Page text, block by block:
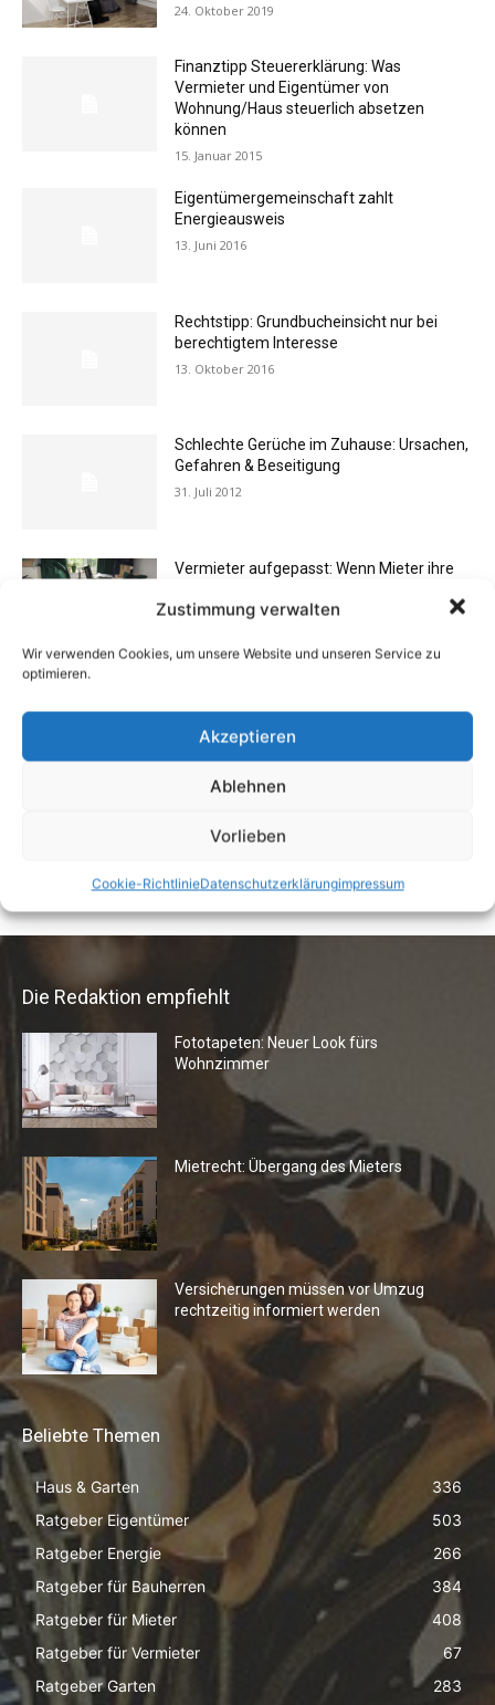
Zustimmung verwalten
Wir verwenden Cookies, um unsere Website und unseren Service zu
optimieren.
Akzeptieren
Ablehnen
Vorlieben
Cookie-RichtlinieDatenschutzerklärungimpressum
24. Oktober 2019
Finanztipp Steuererklärung: Was
Vermieter und Eigentümer von
Wohnung/Haus steuerlich absetzen
können
15. Januar 2015
Eigentümergemeinschaft zahlt
Energieausweis
13. Juni 2016
Rechtstipp: Grundbucheinsicht nur bei
berechtigtem Interesse
13. Oktober 2016
Schlechte Gerüche im Zuhause: Ursachen,
Gefahren & Beseitigung
31. Juli 2012
Vermieter aufgepasst: Wenn Mieter ihre
24. April 2019
13. Januar 2021
Kommunikationswege
Die Redaktion empfiehlt
Fototapeten: Neuer Look fürs
Wohnzimmer
Mietrecht: Übergang des Mieters
Versicherungen müssen vor Umzug
rechtzeitig informiert werden
Beliebte Themen
Haus & Garten
336
Ratgeber Eigentümer
503
Ratgeber Energie
266
Ratgeber für Bauherren
384
Ratgeber für Mieter
408
Ratgeber für Vermieter
67
Ratgeber Garten
283